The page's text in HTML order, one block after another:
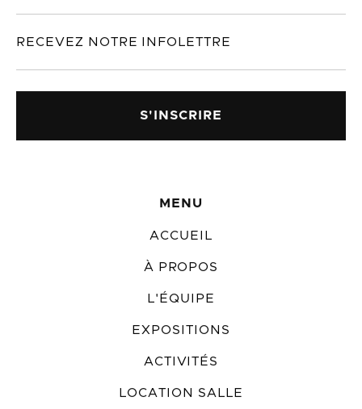
MENU
ACCUEIL
À PROPOS
L'ÉQUIPE
EXPOSITIONS
ACTIVITÉS
LOCATION SALLE